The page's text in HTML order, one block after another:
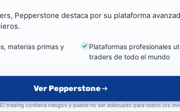
Pepperstone destaca por su plataforma
materias primas y
Plataformas profesionales
traders de todo el mundo
Ver Pepperstone
trading conlleva riesgos y puede no ser adecuado para todos los